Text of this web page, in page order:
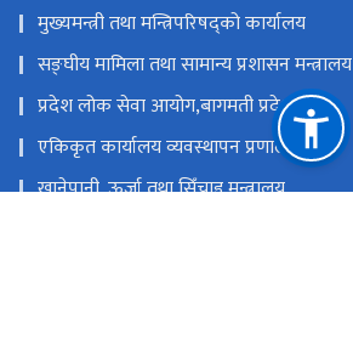
मुख्यमन्त्री तथा मन्त्रिपरिषद्को कार्यालय
सङ्‍घीय मामिला तथा सामान्य प्रशासन मन्त्रालय
प्रदेश लोक सेवा आयोग,बागमती प्रदेश
एकिकृत कार्यालय व्यवस्थापन प्रणाली
खानेपानी, ऊर्जा तथा सिँचाइ मन्त्रालय